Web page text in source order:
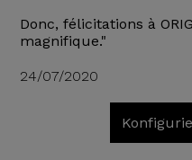
Donc, félicitations à
magnifique."
24/07/2020